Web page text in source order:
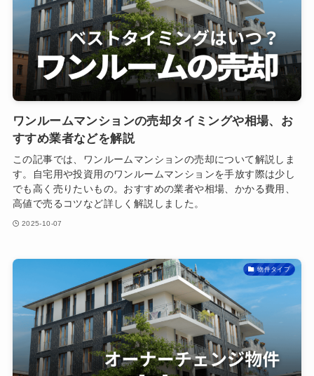
ワンルームマンションの売却タイミングや相場、お
すすめ業者などを解説
この記事では、ワンルームマンションの売却について解説しま
す。自宅用や投資用のワンルームマンションを手放す際は少し
でも高く売りたいもの。おすすめの業者や相場、かかる費用、
高値で売るコツなど詳しく解説しました。
2025-10-07
物件タイプ